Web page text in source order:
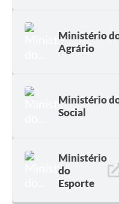
Ministério
Agrário
Ministério
Social
Ministério
do
Esporte